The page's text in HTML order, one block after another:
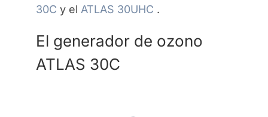
30C y el ATLAS 30UHC .
El generador de ozono
ATLAS 30C